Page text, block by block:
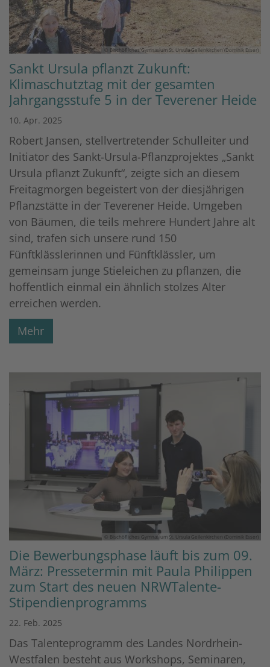
© Bischöfliches Gymnasium St. Ursula Geilenkirchen (Dominik Esser)
Sankt Ursula pflanzt Zukunft:
Klimaschutztag mit der gesamten
Jahrgangsstufe 5 in der Teverener Heide
10. Apr. 2025
Robert Jansen, stellvertretender Schulleiter und
Initiator des Sankt-Ursula-Pflanzprojektes „Sankt
Ursula pflanzt Zukunft“, zeigte sich an diesem
Freitagmorgen begeistert von der diesjährigen
Pflanzstätte in der Teverener Heide. Umgeben
von Bäumen, die teils mehrere Hundert Jahre alt
sind, trafen sich unsere rund 150
Fünftklässlerinnen und Fünftklässler, um
gemeinsam junge Stieleichen zu pflanzen, die
hoffentlich einmal ein ähnlich stolzes Alter
erreichen werden.
Mehr
© Bischöfliches Gymnasium St. Ursula Geilenkirchen (Dominik Esser)
Die Bewerbungsphase läuft bis zum 09.
März: Pressetermin mit Paula Philippen
zum Start des neuen NRWTalente-
Stipendienprogramms
22. Feb. 2025
Das Talenteprogramm des Landes Nordrhein-
Westfalen besteht aus Workshops, Seminaren,